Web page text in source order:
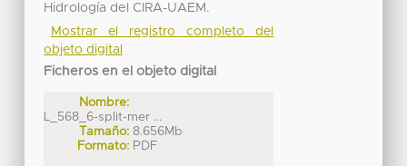
Hidrología del CIRA-UAEM.
Mostrar el registro completo del
objeto digital
Ficheros en el objeto digital
Nombre:
L_568_6-split-mer ...
Tamaño: 8.656Mb
Formato: PDF